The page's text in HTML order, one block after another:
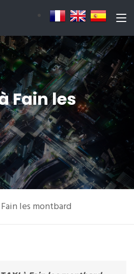
Fain les
les montbard